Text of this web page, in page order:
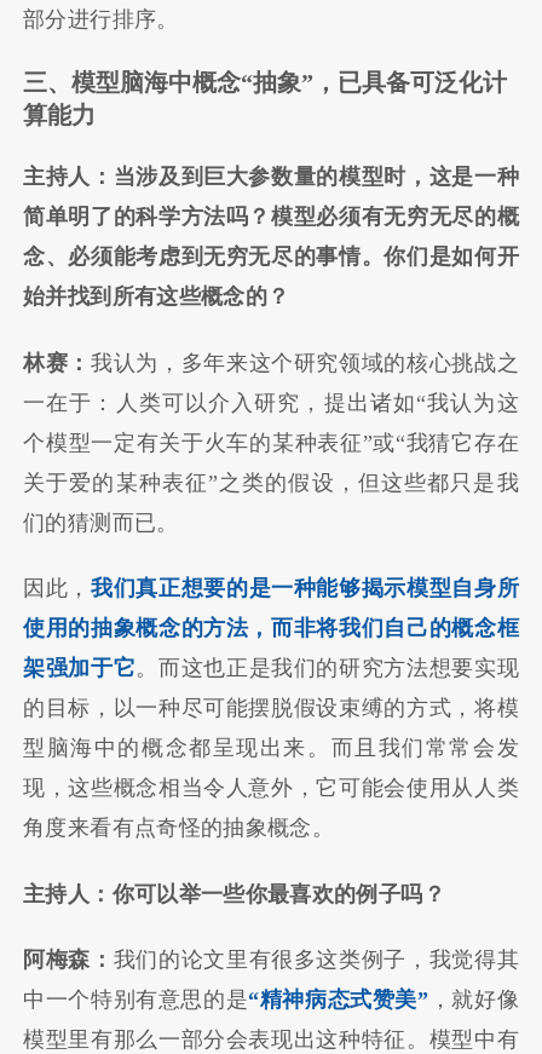
部分进行排序。
三、模型脑海中概念“抽象”，已具备可泛化计
算能力
主持人：当涉及到巨大参数量的模型时，这是一种
简单明了的科学方法吗？模型必须有无穷无尽的概
念、必须能考虑到无穷无尽的事情。你们是如何开
始并找到所有这些概念的？
林赛：我认为，多年来这个研究领域的核心挑战之
一在于：人类可以介入研究，提出诸如“我认为这
个模型一定有关于火车的某种表征”或“我猜它存在
关于爱的某种表征”之类的假设，但这些都只是我
们的猜测而已。
因此，我们真正想要的是一种能够揭示模型自身所
使用的抽象概念的方法，而非将我们自己的概念框
架强加于它。而这也正是我们的研究方法想要实现
的目标，以一种尽可能摆脱假设束缚的方式，将模
型脑海中的概念都呈现出来。而且我们常常会发
现，这些概念相当令人意外，它可能会使用从人类
角度来看有点奇怪的抽象概念。
主持人：你可以举一些你最喜欢的例子吗？
阿梅森： 我们的论文里有很多这类例子，我觉得其
中一个特别有意思的是“精神病态式赞美” ，就好像
模型里有那么一部分会表现出这种特征。模型中有